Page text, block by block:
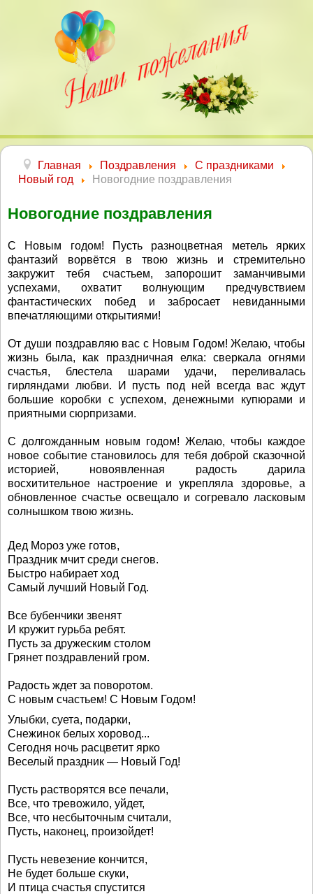
Главная Поздравления
С праздниками
Новый год
Новогодние поздравления
Новогодние поздравления
С Новым годом! Пусть разноцветная метель ярких
фантазий ворвётся в твою жизнь и стремительно
закружит тебя счастьем, запорошит заманчивыми
успехами, охватит волнующим предчувствием
фантастических побед и забросает невиданными
впечатляющими открытиями!
От души поздравляю вас с Новым Годом! Желаю, чтобы
жизнь была, как праздничная елка: сверкала огнями
счастья, блестела шарами удачи, переливалась
гирляндами любви. И пусть под ней всегда вас ждут
большие коробки с успехом, денежными купюрами и
приятными сюрпризами.
С долгожданным новым годом! Желаю, чтобы каждое
новое событие становилось для тебя доброй сказочной
историей, новоявленная радость дарила
восхитительное настроение и укрепляла здоровье, а
обновленное счастье освещало и согревало ласковым
солнышком твою жизнь.
Дед Мороз уже готов,
Праздник мчит среди снегов.
Быстро набирает ход
Самый лучший Новый Год.
Все бубенчики звенят
И кружит гурьба ребят.
Пусть за дружеским столом
Грянет поздравлений гром.
Радость ждет за поворотом.
С новым счастьем! С Новым Годом!
Улыбки, суета, подарки,
Снежинок белых хоровод...
Сегодня ночь расцветит ярко
Веселый праздник — Новый Год!
Пусть растворятся все печали,
Все, что тревожило, уйдет,
Все, что несбыточным считали,
Пусть, наконец, произойдет!
Пусть невезение кончится,
Не будет больше скуки,
И птица счастья спустится